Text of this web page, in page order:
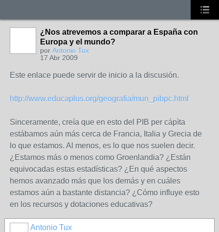
¿Nos atrevemos a comparar a España con
Europa y el mundo?
por Antonio Tux
17 Abr 2009
Este enlace puede servir de inicio a la discusión.
http://www.educaplus.org/geografia/mun_pibpc.html
Sinceramente, creía que en esto del PIB per cápìta
estábamos aún más cerca de Francia, Italia y Grecia de
lo que estamos. Al menos, es lo que nos suelen decir.
¿Estamos más o menos como Groenlandia? ¿Están
equivocadas estas estadísticas? ¿En qué aspectos
hemos avanzado más que los demás y en cuáles
estamos aún a bastante distancia? ¿Cómo influye esto
en los recursos y dotaciones educativas?
Antonio Tux